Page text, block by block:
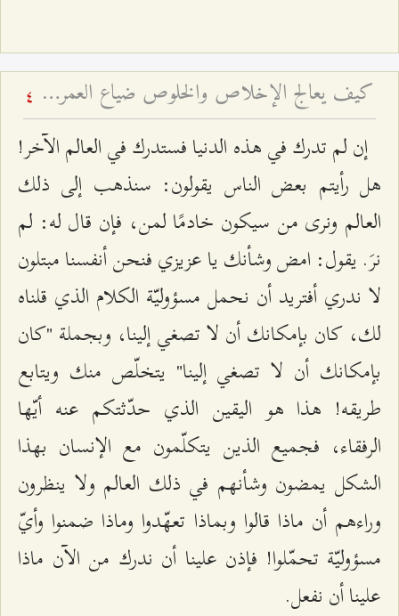
كيف يعالج الإخلاص والخلوص ضياع العمر باطلاً؟ 4
إن لم تدرك في هذه الدنيا فستدرك في العالم الآخر!
هل رأيتم بعض الناس يقولون: سنذهب إلى ذلك
العالم ونرى من سيكون خادمًا لمن، فإن قال له: لم
نرَ. يقول: امض وشأنك يا عزيزي فنحن أنفسنا مبتلون
لا ندري أفتريد أن نحمل مسؤوليّة الكلام الذي قلناه
لك، كان بإمكانك أن لا تصغي إلينا، وبجملة "كان
بإمكانك أن لا تصغي إلينا" يتخلّص منك ويتابع
طريقه! هذا هو اليقين الذي حدّثتكم عنه أيّها
الرفقاء، فجميع الذين يتكلّمون مع الإنسان بهذا
الشكل يمضون وشأنهم في ذلك العالم ولا ينظرون
وراءهم أن ماذا قالوا وبماذا تعهّدوا وماذا ضمنوا وأيّ
مسؤوليّة تحمّلوا! فإذن علينا أن ندرك من الآن ماذا
علينا أن نفعل.